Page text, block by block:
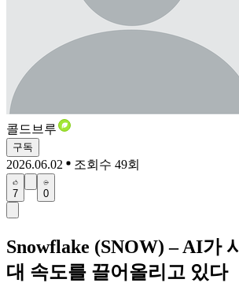
콜드브루
구독
2026.06.02 조회수 49회
7 0
Snowflake (SNOW) – AI가
대 속도를 끌어올리고 있다